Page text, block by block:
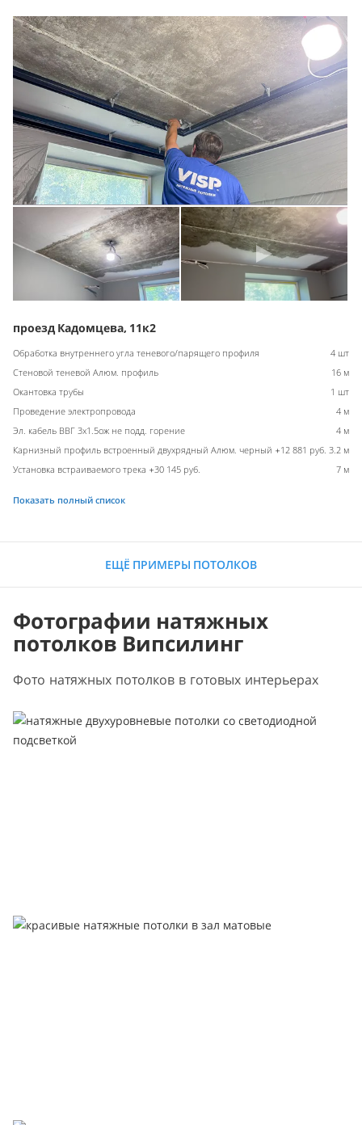
проезд Кадомцева, 11к2
Обработка внутреннего угла теневого/парящего профиля
4 шт
Стеновой теневой Алюм. профиль
16 м
Окантовка трубы
1 шт
Проведение электропровода
4 м
Эл. кабель ВВГ 3х1.5ож не подд. горение
4 м
Карнизный профиль встроенный двухрядный Алюм. черный +12 881 руб. 3.2 м
Установка встраиваемого трека +30 145 руб.
7 м
Показать полный список
ЕЩЁ ПРИМЕРЫ ПОТОЛКОВ
Фотографии натяжных
потолков Випсилинг
Фото натяжных потолков в готовых интерьерах